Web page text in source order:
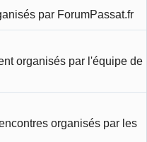
par ForumPassat.fr
organisés par l'équipe de
organisés par les